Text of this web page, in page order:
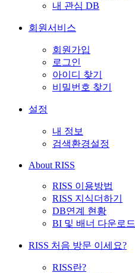
내 관심 DB
회원서비스
회원가입
로그인
아이디 찾기
비밀번호 찾기
설정
내 정보
검색환경설정
About RISS
RISS 이용방법
RISS 지식더하기
DB연계 현황
BI 및 배너 다운로드
RISS 처음 방문 이세요?
RISS란?